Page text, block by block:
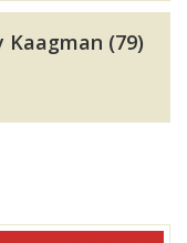
Kaagman (79)